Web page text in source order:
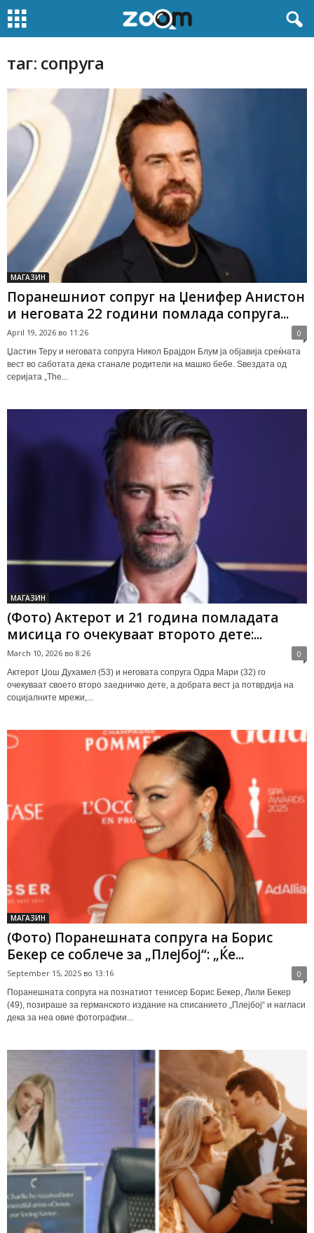
таг: сопруга
МАГАЗИН
Поранешниот сопруг на Џенифер Анистон
и неговата 22 години помлада сопруга...
April 19, 2026 во 11:26 0
Џастин Теру и неговата сопруга Никол Брајдон Блум ја објавија среќната
вест во саботата дека станале родители на машко бебе. Ѕвездата од
серијата „The...
МАГАЗИН
(Фото) Актерот и 21 година помладата
мисица го очекуваат второто дете:...
March 10, 2026 во 8:26 0
Актерот Џош Духамел (53) и неговата сопруга Одра Мари (32) го
очекуваат своето второ заедничко дете, а добрата вест ја потврдија на
социјалните мрежи,...
МАГАЗИН
(Фото) Поранешната сопруга на Борис
Бекер се соблече за „Плејбој“: „Ќе...
September 15, 2025 во 13:16 0
Поранешната сопруга на познатиот тенисер Борис Бекер, Лили Бекер
(49), позираше за германското издание на списанието „Плејбој“ и нагласи
дека за неа овие фотографии...